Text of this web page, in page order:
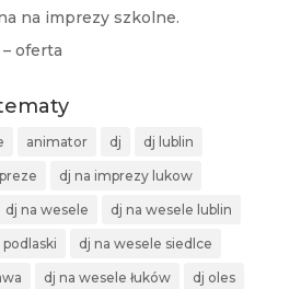
na imprezy szkolne.
oferta
animator dj dj lublin
dj na imprezy lukow
dj na wesele dj na wesele lublin
dj na wesele siedlce
dj na wesele łuków dj oles